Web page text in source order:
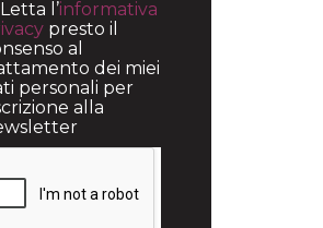
Letta l’informativa
presto il
al
dei miei
personali per
alla